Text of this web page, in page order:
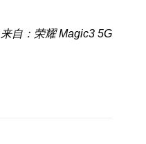
来自：荣耀 Magic3 5G